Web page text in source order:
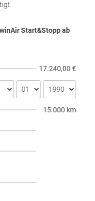
Start&Stopp ab
17.240,00 €
15.000 km